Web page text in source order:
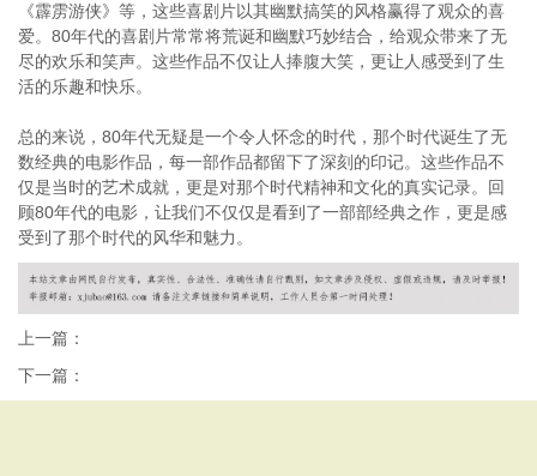
《霹雳游侠》等，这些喜剧片以其幽默搞笑的风格赢得了观众的喜
爱。80年代的喜剧片常常将荒诞和幽默巧妙结合，给观众带来了无
尽的欢乐和笑声。这些作品不仅让人捧腹大笑，更让人感受到了生
活的乐趣和快乐。
总的来说，80年代无疑是一个令人怀念的时代，那个时代诞生了无
数经典的电影作品，每一部作品都留下了深刻的印记。这些作品不
仅是当时的艺术成就，更是对那个时代精神和文化的真实记录。回
顾80年代的电影，让我们不仅仅是看到了一部部经典之作，更是感
受到了那个时代的风华和魅力。
上一篇：
下一篇：